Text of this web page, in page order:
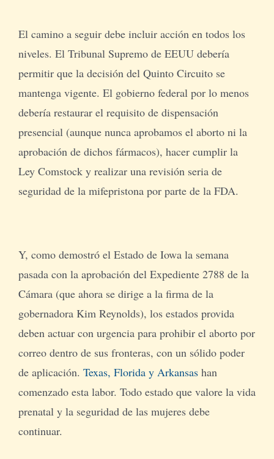
El camino a seguir debe incluir acción en todos los
niveles. El Tribunal Supremo de EEUU debería
permitir que la decisión del Quinto Circuito se
mantenga vigente. El gobierno federal por lo menos
debería restaurar el requisito de dispensación
presencial (aunque nunca aprobamos el aborto ni la
aprobación de dichos fármacos), hacer cumplir la
Ley Comstock y realizar una revisión seria de
seguridad de la mifepristona por parte de la FDA.
Y, como demostró el Estado de Iowa la semana
pasada con la aprobación del Expediente 2788 de la
Cámara (que ahora se dirige a la firma de la
gobernadora Kim Reynolds), los estados provida
deben actuar con urgencia para prohibir el aborto por
correo dentro de sus fronteras, con un sólido poder
de aplicación. Texas, Florida y Arkansashan
comenzado esta labor. Todo estado que valore la vida
prenatal y la seguridad de las mujeres debe
continuar.